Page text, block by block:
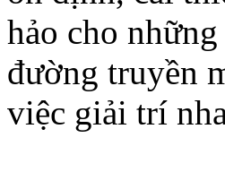
hảo cho
đường truyền
việc giải trí